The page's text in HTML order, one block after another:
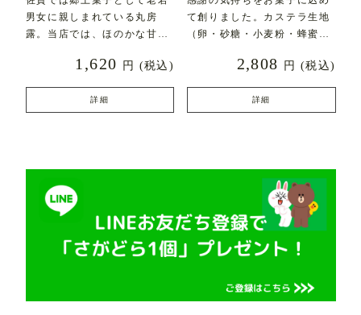
男女に親しまれている丸房
露。当店では、ほのかな甘み
1,620 円 (税込)
詳細
て創りました。カステラ生地
（卵・砂糖・小麦粉・蜂蜜な
2,808 円 (税込)
詳細